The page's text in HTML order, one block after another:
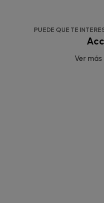
PUEDE QUE TE
Ver